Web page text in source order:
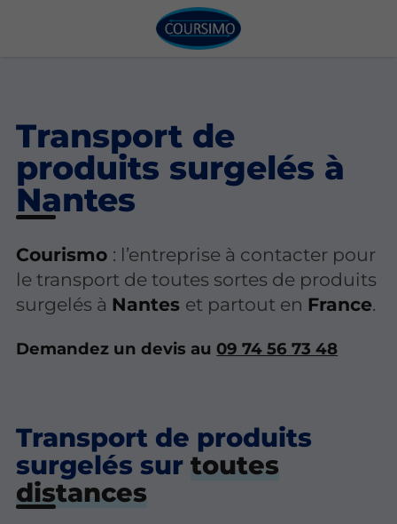
Transport de
produits surgelés à
Nantes
Courismo : l’entreprise à contacter pour
le transport de toutes sortes de produits
surgelés à Nantes et partout en France.
Demandez un devis au 09 74 56 73 48
Transport de produits
surgelés surtoutes
distances